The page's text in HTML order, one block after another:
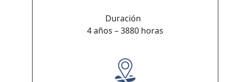
Duración
4 años – 3880 horas